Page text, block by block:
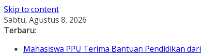
Skip to content
Sabtu, Agustus 8, 2026
Terbaru:
Mahasiswa PPU Terima Bantuan Pendidikan dari